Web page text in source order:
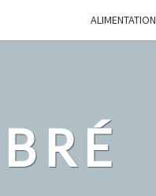
ALIMENTATION